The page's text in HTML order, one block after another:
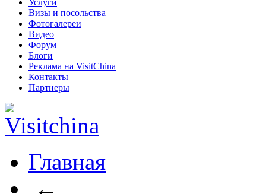
Услуги
Визы и посольства
Фотогалереи
Видео
Форум
Блоги
Реклама на VisitChina
Контакты
Партнеры
Главная
←